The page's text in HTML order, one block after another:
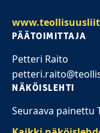
PÄÄTOIMITTAJA
Petteri Raito
NÄKÖISLEHTI
Seuraava painettu